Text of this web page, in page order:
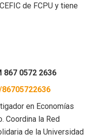
de FCPU y tiene
867 0572 2636
en Economías
Coordina la Red
de la Universidad